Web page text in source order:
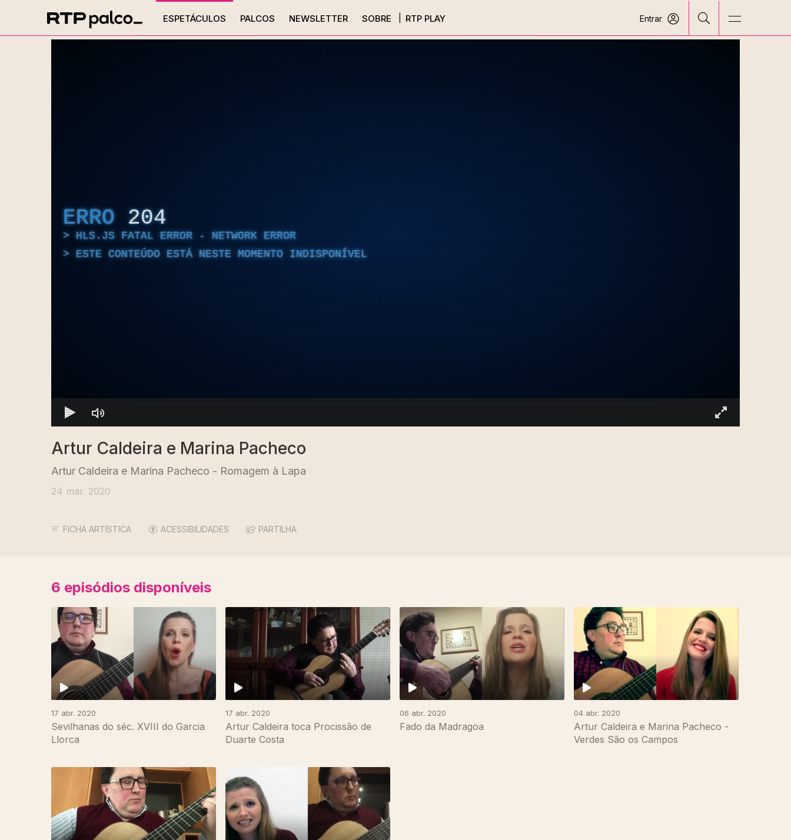
ESPETÁCULOS PALCOS NEWSLETTER SOBRE RTP PLAY Entrar
ERRO 204
HLS.JS FATAL ERROR - NETWORK ERROR
ESTE CONTEÚDO ESTÁ NESTE MOMENTO INDISPONÍVEL
Artur Caldeira e Marina Pacheco
Artur Caldeira e Marina Pacheco - Romagem à Lapa
24 mar. 2020
FICHA ARTÍSTICA ACESSIBILIDADES PARTILHA
6 episódios disponíveis
17 abr. 2020
Sevilhanas do séc. XVIII do Garcia
Llorca
17 abr. 2020
Artur Caldeira toca Procissão de
Duarte Costa
06 abr. 2020
Fado da Madragoa
04 abr. 2020
Artur Caldeira e Marina Pacheco -
Verdes São os Campos